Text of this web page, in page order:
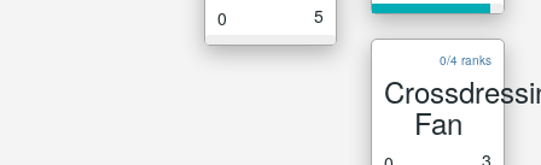
0 5
0/4 ranks
Fan
3